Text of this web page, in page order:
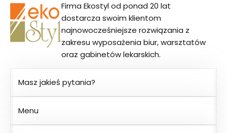
Firma Ekostyl od ponad 20 lat
dostarcza swoim klientom
najnowocześniejsze rozwiązania z
zakresu wyposażenia biur, warsztatów
oraz gabinetów lekarskich.
Masz jakieś pytania?
Menu